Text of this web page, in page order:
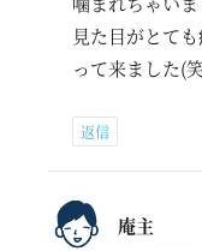
見た目がとて
って来ました(
返信
庵主